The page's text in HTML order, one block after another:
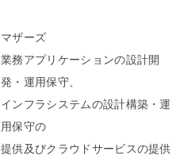
マザーズ
業務アプリケーションの設計開
発・運用保守、
インフラシステムの設計構築・運
用保守の
提供及びクラウドサービスの提供